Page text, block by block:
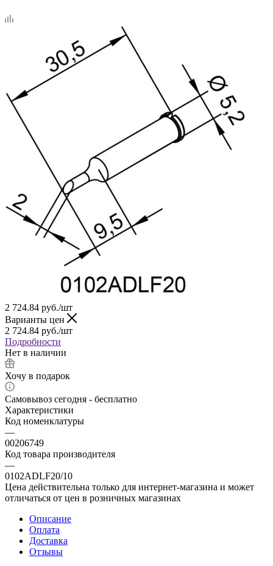
2 724.84 руб./шт
Варианты цен
2 724.84 руб./шт
Подробности
Нет в наличии
Хочу в подарок
Самовывоз сегодня - бесплатно
Характеристики
Код номенклатуры
—
00206749
Код товара производителя
—
0102ADLF20/10
Цена действительна только для интернет-магазина и может
отличаться от цен в розничных магазинах
Описание
Оплата
Доставка
Отзывы